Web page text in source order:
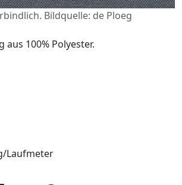
Bildquelle: de Ploeg
aus 100% Polyester.
Laufmeter